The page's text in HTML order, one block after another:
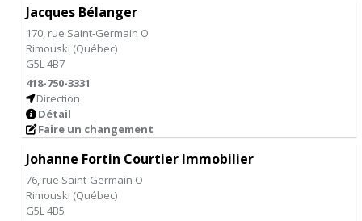
Jacques Bélanger
170, rue Saint-Germain O
Rimouski (Québec)
G5L 4B7
418-750-3331
Direction
Détail
Faire un changement
Johanne Fortin Courtier Immobilier
76, rue Saint-Germain O
Rimouski (Québec)
G5L 4B5